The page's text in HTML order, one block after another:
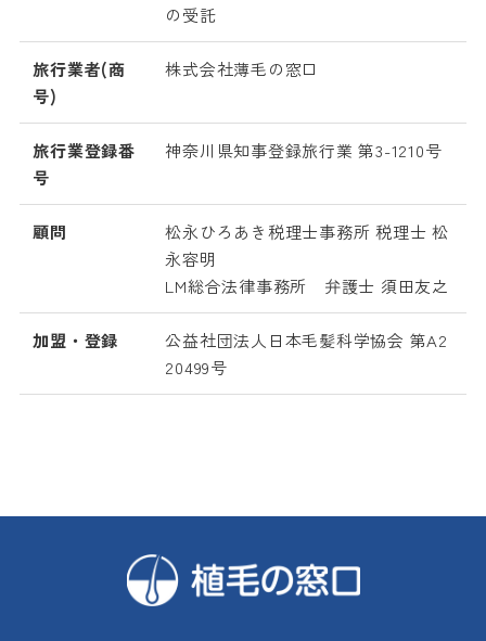
の受託
旅行業者(商
号)
株式会社薄毛の窓口
旅行業登録番
号
神奈川県知事登録旅行業 第3-1210号
顧問
松永ひろあき税理士事務所 税理士 松
永容明
LM総合法律事務所 弁護士 須田友之
加盟・登録
公益社団法人日本毛髪科学協会 第A2
20499号